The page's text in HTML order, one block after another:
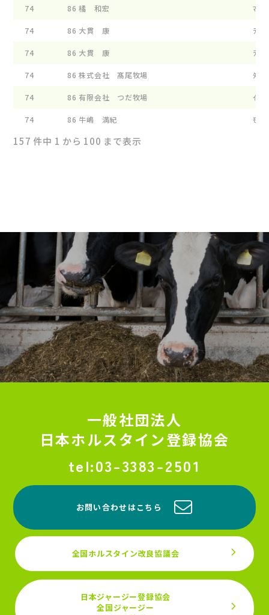
74 86 橘 和宏 ﾏﾝﾃ
74 86 大貫 康 ﾗ-ｼ
74 86 大貫 康 ﾗ-ｼ
74 86 株式会社 髙尾牧場 ﾀｶｵ
74 86 有限会社 つだ牧場 ｲ-ﾌ
74 86 牛嶋 満紀 ﾓ-ﾗ
157 件中 1 から 100 まで表示
一般社団法人
日本ホルスタイン登録協会
03-3383-2501
お問い合わせはこちら
全国ホルスタイン改良協議会
日本ジャージー登録協会
全国ジャージー